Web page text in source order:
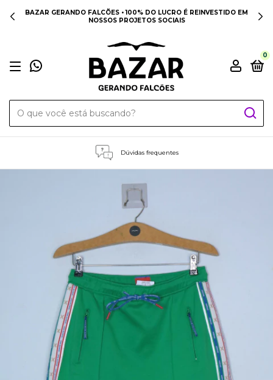
BAZAR GERANDO FALCÕES • 100% DO LUCRO É REINVESTIDO EM
NOSSOS PROJETOS SOCIAIS
0
Dúvidas frequentes